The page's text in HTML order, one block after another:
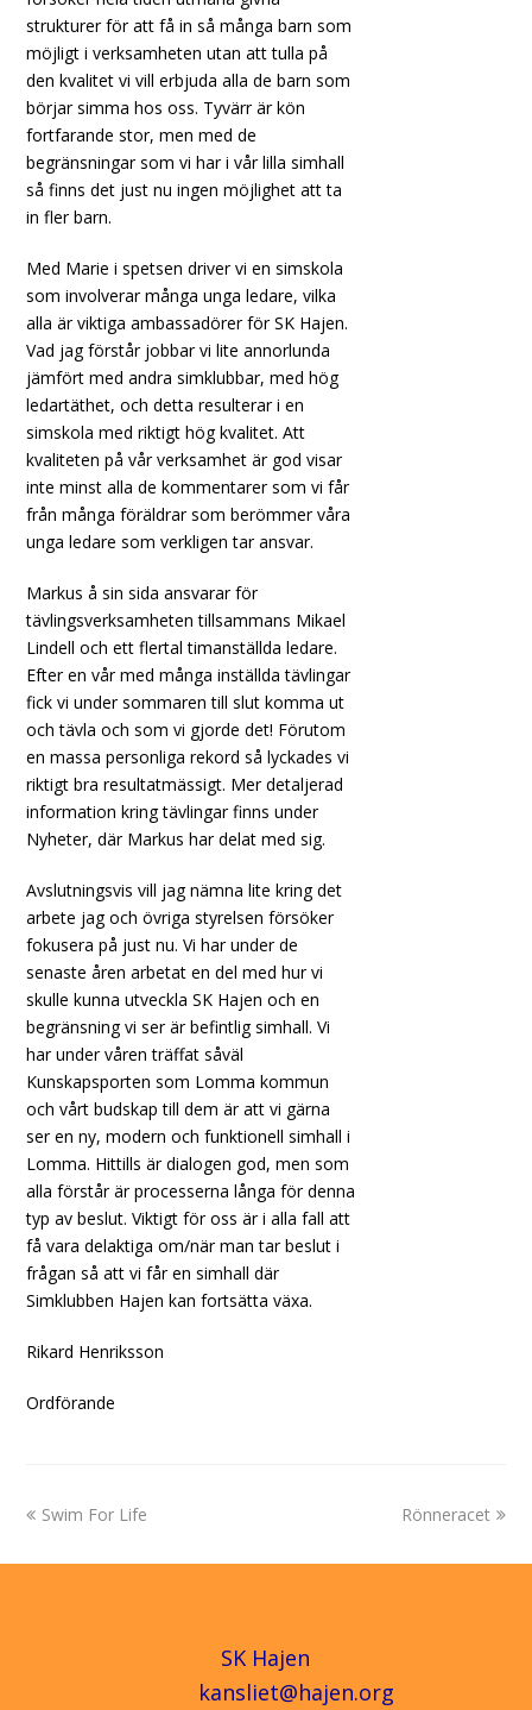
strukturer för att få in så många barn som
möjligt i verksamheten utan att tulla på
den kvalitet vi vill erbjuda alla de barn som
börjar simma hos oss. Tyvärr är kön
fortfarande stor, men med de
begränsningar som vi har i vår lilla simhall
så finns det just nu ingen möjlighet att ta
in fler barn.
Med Marie i spetsen driver vi en simskola
som involverar många unga ledare, vilka
alla är viktiga ambassadörer för SK Hajen.
Vad jag förstår jobbar vi lite annorlunda
jämfört med andra simklubbar, med hög
ledartäthet, och detta resulterar i en
simskola med riktigt hög kvalitet. Att
kvaliteten på vår verksamhet är god visar
inte minst alla de kommentarer som vi får
från många föräldrar som berömmer våra
unga ledare som verkligen tar ansvar.
Markus å sin sida ansvarar för
tävlingsverksamheten tillsammans Mikael
Lindell och ett flertal timanställda ledare.
Efter en vår med många inställda tävlingar
fick vi under sommaren till slut komma ut
och tävla och som vi gjorde det! Förutom
en massa personliga rekord så lyckades vi
riktigt bra resultatmässigt. Mer detaljerad
information kring tävlingar finns under
Nyheter, där Markus har delat med sig.
Avslutningsvis vill jag nämna lite kring det
arbete jag och övriga styrelsen försöker
fokusera på just nu. Vi har under de
senaste åren arbetat en del med hur vi
skulle kunna utveckla SK Hajen och en
begränsning vi ser är befintlig simhall. Vi
har under våren träffat såväl
Kunskapsporten som Lomma kommun
och vårt budskap till dem är att vi gärna
ser en ny, modern och funktionell simhall i
Lomma. Hittills är dialogen god, men som
alla förstår är processerna långa för denna
typ av beslut. Viktigt för oss är i alla fall att
få vara delaktiga om/när man tar beslut i
frågan så att vi får en simhall där
Simklubben Hajen kan fortsätta växa.
Rikard Henriksson
Ordförande
previous
Swim For Life
next
Rönneracet
SK Hajen
kansliet@hajen.org